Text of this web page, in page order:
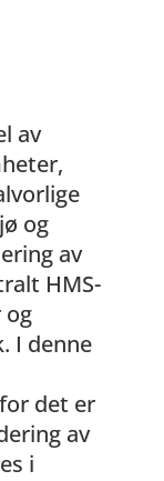
av
og
av
HMS-
I denne
det er
av
i